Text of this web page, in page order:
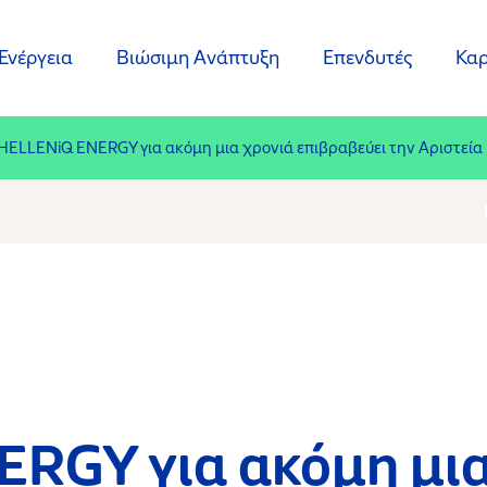
Ενέργεια Βιώσιμη Ανάπτυξη Επενδυτές
ENERGY για ακόμη μια χρονιά επιβραβεύει την Αριστεία
για ακόμη